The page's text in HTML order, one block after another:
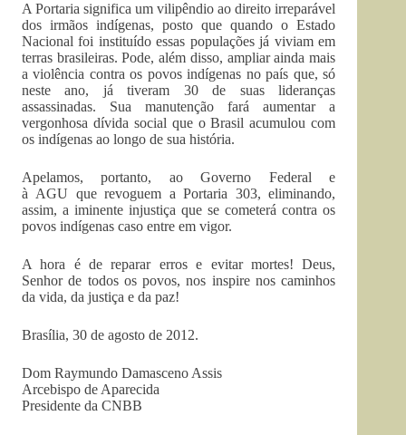
A Portaria significa um vilipêndio ao direito irreparável
dos irmãos indígenas, posto que quando o Estado
Nacional foi instituído essas populações já viviam em
terras brasileiras. Pode, além disso, ampliar ainda mais
a violência contra os povos indígenas no país que, só
neste ano, já tiveram 30 de suas lideranças
assassinadas. Sua manutenção fará aumentar a
vergonhosa dívida social que o Brasil acumulou com
os indígenas ao longo de sua história.
Apelamos, portanto, ao Governo Federal e
à AGU que revoguem a Portaria 303, eliminando,
assim, a iminente injustiça que se cometerá contra os
povos indígenas caso entre em vigor.
A hora é de reparar erros e evitar mortes! Deus,
Senhor de todos os povos, nos inspire nos caminhos
da vida, da justiça e da paz!
Brasília, 30 de agosto de 2012.
Dom Raymundo Damasceno Assis
Arcebispo de Aparecida
Presidente da CNBB